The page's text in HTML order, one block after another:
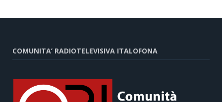
COMUNITA’ RADIOTELEVISIVA ITALOFONA